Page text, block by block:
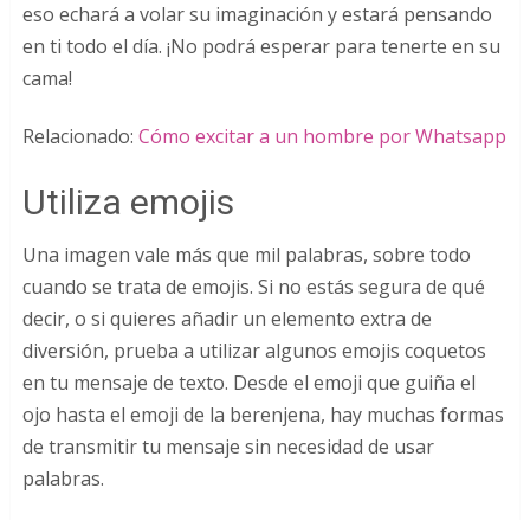
eso echará a volar su imaginación y estará pensando
en ti todo el día. ¡No podrá esperar para tenerte en su
cama!
Relacionado: Cómo excitar a un hombre por Whatsapp
Utiliza emojis
Una imagen vale más que mil palabras, sobre todo
cuando se trata de emojis. Si no estás segura de qué
decir, o si quieres añadir un elemento extra de
diversión, prueba a utilizar algunos emojis coquetos
en tu mensaje de texto. Desde el emoji que guiña el
ojo hasta el emoji de la berenjena, hay muchas formas
de transmitir tu mensaje sin necesidad de usar
palabras.